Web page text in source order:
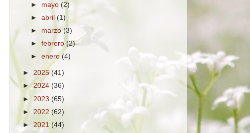
► mayo (2)
►abril(1)
► marzo (3)
►febrero(2)
►enero(4)
► 2025 (41)
►2024 (36)
► 2023 (65)
► 2022 (62)
► 2021 (44)